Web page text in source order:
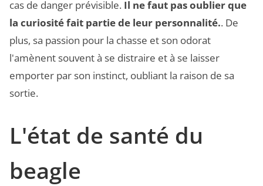
cas de danger prévisible. Il ne faut pas oublier que
la curiosité fait partie de leur personnalité.. De
plus, sa passion pour la chasse et son odorat
l'amènent souvent à se distraire et à se laisser
emporter par son instinct, oubliant la raison de sa
sortie.
L'état de santé du
beagle